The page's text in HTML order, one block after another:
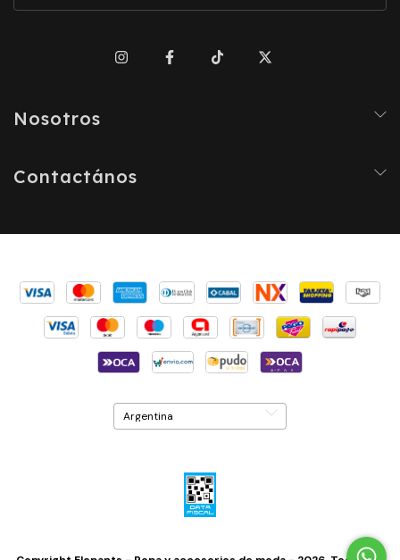
Nosotros
Contactános